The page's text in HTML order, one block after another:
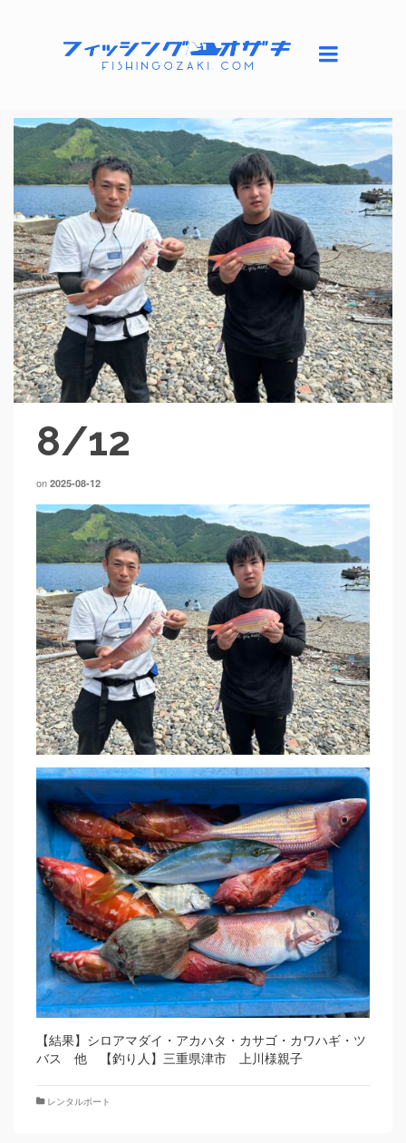
8/12
on 2025-08-12
【結果】シロアマダイ・アカハタ・カサゴ・カワハギ・ツ
バス 他 【釣り人】三重県津市 上川様親子
レンタルボート